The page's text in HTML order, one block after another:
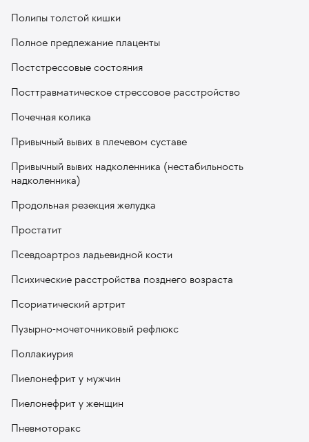
Полипы толстой кишки
Полное предлежание плаценты
Постстрессовые состояния
Посттравматическое стрессовое расстройство
Почечная колика
Привычный вывих в плечевом суставе
Привычный вывих надколенника (нестабильность
надколенника)
Продольная резекция желудка
Простатит
Псевдоартроз ладьевидной кости
Психические расстройства позднего возраста
Псориатический артрит
Пузырно-мочеточниковый рефлюкс
Поллакиурия
Пиелонефрит у мужчин
Пиелонефрит у женщин
Пневмоторакс